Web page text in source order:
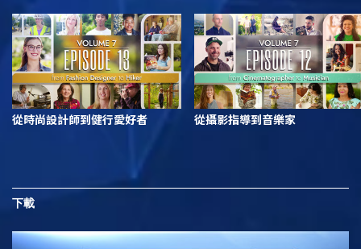
從時尚設計師到健行愛好者 從攝影指導到音樂家
下載